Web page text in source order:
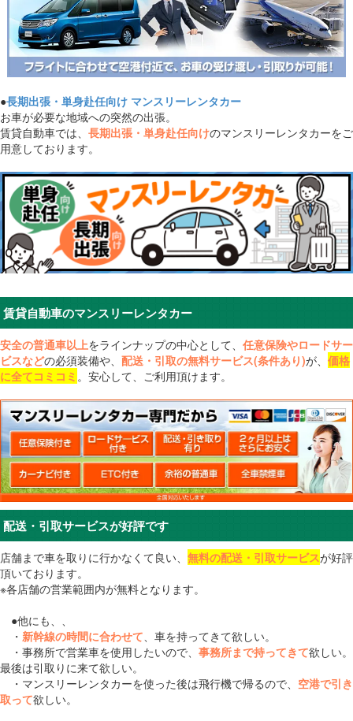
●長期出張・単身赴任向け マンスリーレンタカー
お車が必要な地域への突然の出張。
賃貸自動車では、 長期出張・単身赴任向けのマンスリーレンタカーをご
用意しております。
賃貸自動車のマンスリーレンタカー
安全の普通車以上をラインナップの中心として、 任意保険やロードサー
ビスなどの必須装備や、 配送・引取の無料サービス(条件あり)が、 価格
に全てコミコミ 。安心して、ご利用頂けます。
配送・引取サービスが好評です
店舗まで車を取りに行かなくて良い、 無料の配送・引取サービスが好評
頂いております。
※各店舗の営業範囲内が無料となります。
●他にも、、
・ 新幹線の時間に合わせて 、車を持ってきて欲しい。
・事務所で営業車を使用したいので、 事務所まで持ってきて欲しい。
最後は引取りに来て欲しい。
・マンスリーレンタカーを使った後は飛行機で帰るので、 空港で引き
取って欲しい。